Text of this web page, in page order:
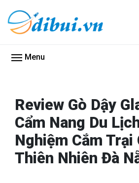
Menu
Review Gò Dậy
Cẩm Nang Du
Nghiệm Cắm Trại
Thiên Nhiên Đà